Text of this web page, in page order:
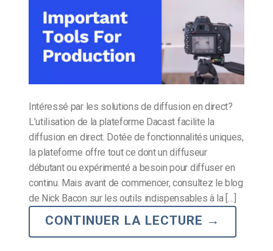
Intéressé par les solutions de diffusion en direct?
L’utilisation de la plateforme Dacast facilite la
diffusion en direct. Dotée de fonctionnalités uniques,
la plateforme offre tout ce dont un diffuseur
débutant ou expérimenté a besoin pour diffuser en
continu. Mais avant de commencer, consultez le blog
de Nick Bacon sur les outils indispensables à la […]
CONTINUER LA LECTURE →